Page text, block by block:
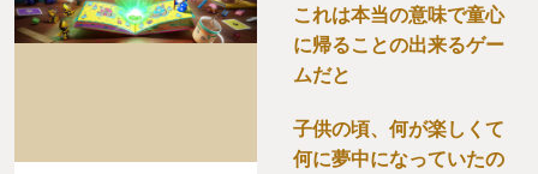
これは本当の意味で童心
に帰ることの出来るゲー
ムだと
子供の頃、何が楽しくて
何に夢中になっていたの